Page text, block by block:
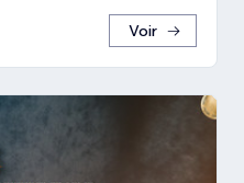
Voir